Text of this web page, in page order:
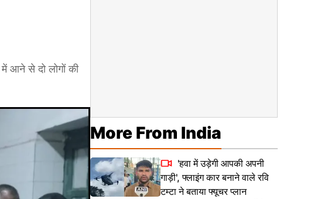
आने से दो लोगों की
More From India
'हवा में उड़ेगी आपकी अपनी
गाड़ी', फ्लाइंग कार बनाने वाले रवि
टम्टा ने बताया फ्यूचर प्लान